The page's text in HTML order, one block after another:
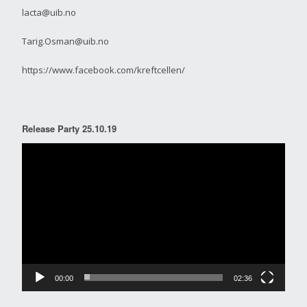
lacta@uib.no
Tarig.Osman@uib.no
https://www.facebook.com/kreftcellen/
Release Party 25.10.19
00:00 02:36